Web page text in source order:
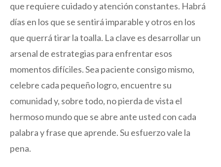
que requiere cuidado y atención constantes. Habrá
días en los que se sentirá imparable y otros en los
que querrá tirar la toalla. La clave es desarrollar un
arsenal de estrategias para enfrentar esos
momentos difíciles. Sea paciente consigo mismo,
celebre cada pequeño logro, encuentre su
comunidad y, sobre todo, no pierda de vista el
hermoso mundo que se abre ante usted con cada
palabra y frase que aprende. Su esfuerzo vale la
pena.